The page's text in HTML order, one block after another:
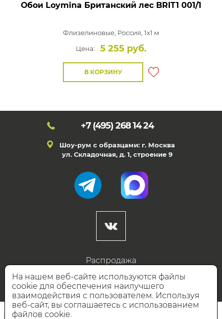
Обои Loymina Британский лес BRIT1 001/1
Флизелиновые, Россия, 1x1 м
Цена:
5 255 руб.
В КОРЗИНУ
+7 (495) 268 14 24
Шоу-рум с образцами: г. Москва
ул. Складочная, д. 1, строение 9
Распродажа
Готовые дизайны
Дизайнерам
НАШИ ПАРТНЁРЫ
На нашем веб-сайте используются файлы
cookie для обеспечения наилучшего
взаимодействия с пользователем. Используя
веб-сайт, вы соглашаетесь с использованием
файлов cookie.